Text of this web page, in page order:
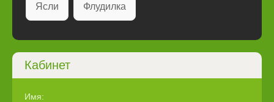
Ясли Флудилка
Кабинет
Имя: